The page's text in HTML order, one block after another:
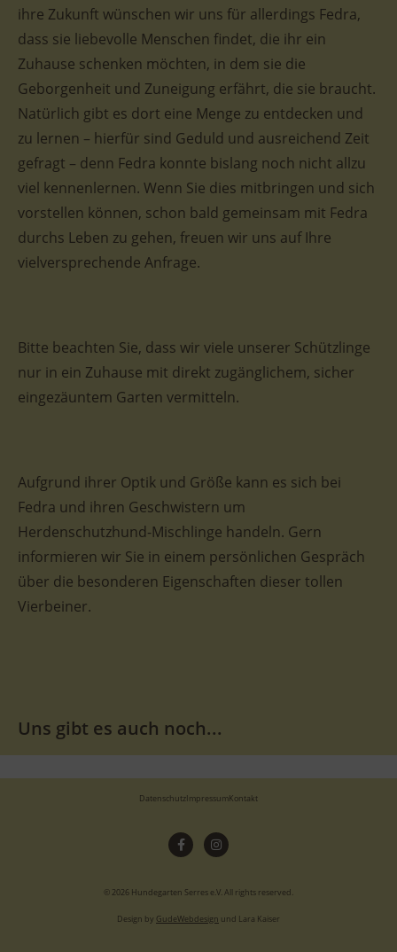
ihre Zukunft wünschen wir uns für allerdings Fedra,
dass sie liebevolle Menschen findet, die ihr ein
Zuhause schenken möchten, in dem sie die
Geborgenheit und Zuneigung erfährt, die sie braucht.
Natürlich gibt es dort eine Menge zu entdecken und
zu lernen – hierfür sind Geduld und ausreichend Zeit
gefragt – denn Fedra konnte bislang noch nicht allzu
viel kennenlernen. Wenn Sie dies mitbringen und sich
vorstellen können, schon bald gemeinsam mit Fedra
durchs Leben zu gehen, freuen wir uns auf Ihre
vielversprechende Anfrage.
Bitte beachten Sie, dass wir viele unserer Schützlinge
nur in ein Zuhause mit direkt zugänglichem, sicher
eingezäuntem Garten vermitteln.
Aufgrund ihrer Optik und Größe kann es sich bei
Fedra und ihren Geschwistern um
Herdenschutzhund-Mischlinge handeln. Gern
informieren wir Sie in einem persönlichen Gespräch
über die besonderen Eigenschaften dieser tollen
Vierbeiner.
Uns gibt es auch noch...
© 2026 Hundegarten Serres e.V. All rights reserved.
Design by GudeWebdesign und Lara Kaiser
DatenschutzImpressumKontakt